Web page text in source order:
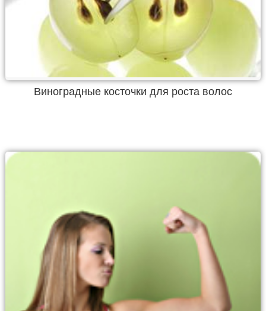
Виноградные косточки для роста волос